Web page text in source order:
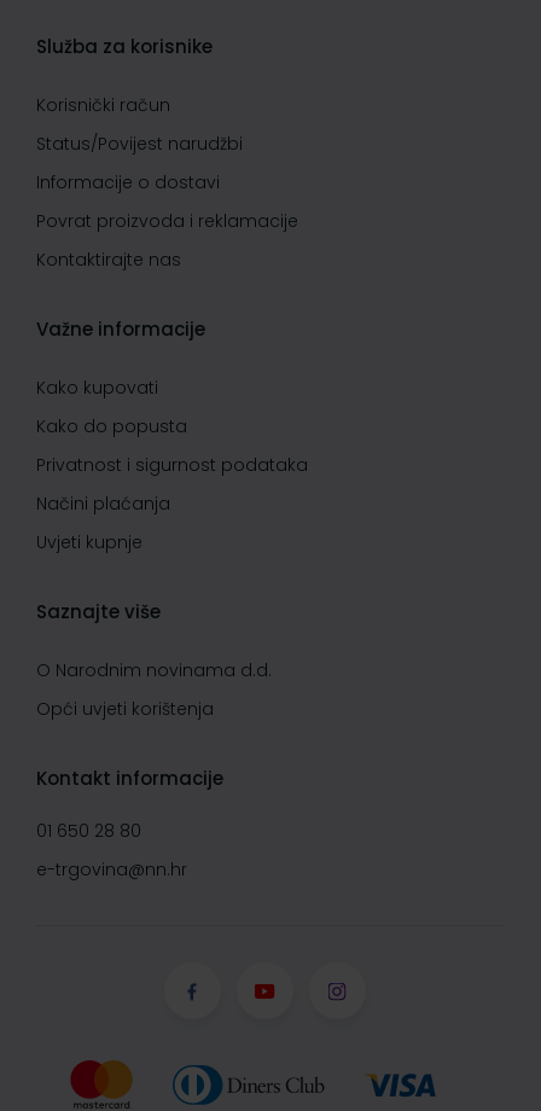
Služba za korisnike
Korisnički račun
Status/Povijest narudžbi
Informacije o dostavi
Povrat proizvoda i reklamacije
Kontaktirajte nas
Važne informacije
Kako kupovati
Kako do popusta
Privatnost i sigurnost podataka
Načini plaćanja
Uvjeti kupnje
Saznajte više
O Narodnim novinama d.d.
Opći uvjeti korištenja
Kontakt informacije
01 650 28 80
e-trgovina@nn.hr